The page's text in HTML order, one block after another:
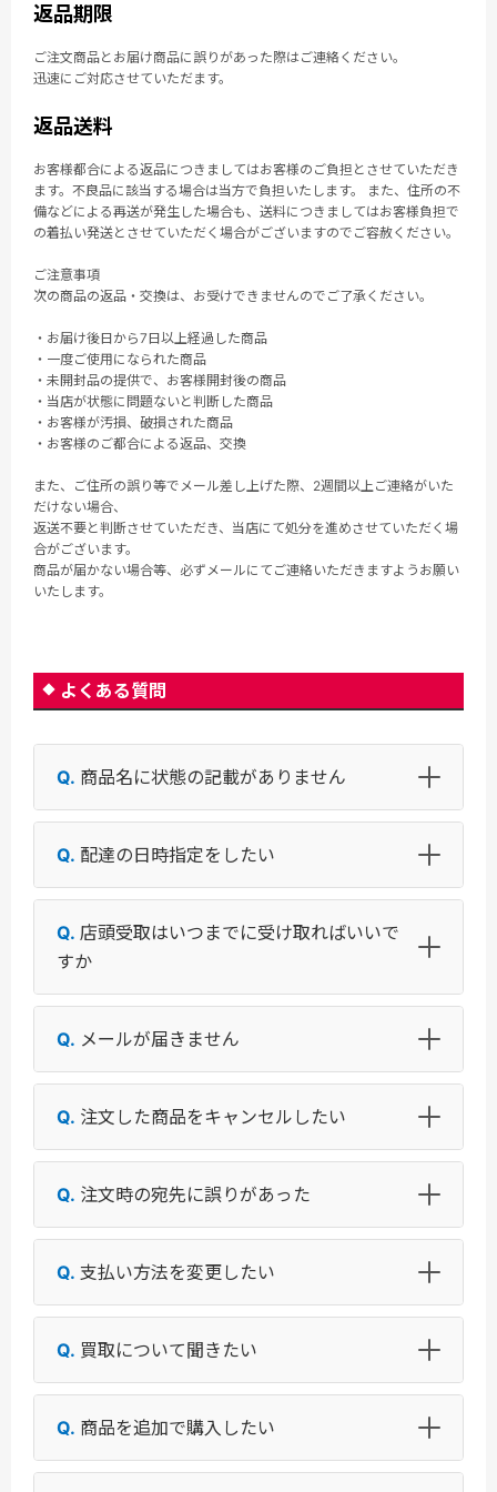
返品期限
ご注文商品とお届け商品に誤りがあった際はご連絡ください。
迅速にご対応させていただます。
返品送料
お客様都合による返品につきましてはお客様のご負担とさせていただき
ます。不良品に該当する場合は当方で負担いたします。 また、住所の不
備などによる再送が発生した場合も、送料につきましてはお客様負担で
の着払い発送とさせていただく場合がございますのでご容赦ください。
ご注意事項
次の商品の返品・交換は、お受けできませんのでご了承ください。
・お届け後日から7日以上経過した商品
・一度ご使用になられた商品
・未開封品の提供で、お客様開封後の商品
・当店が状態に問題ないと判断した商品
・お客様が汚損、破損された商品
・お客様のご都合による返品、交換
また、ご住所の誤り等でメール差し上げた際、2週間以上ご連絡がいた
だけない場合、
返送不要と判断させていただき、当店にて処分を進めさせていただく場
合がございます。
商品が届かない場合等、必ずメールにてご連絡いただきますようお願い
いたします。
よくある質問
商品名に状態の記載がありません
配達の日時指定をしたい
店頭受取はいつまでに受け取ればいいで
すか
メールが届きません
注文した商品をキャンセルしたい
注文時の宛先に誤りがあった
支払い方法を変更したい
買取について聞きたい
商品を追加で購入したい